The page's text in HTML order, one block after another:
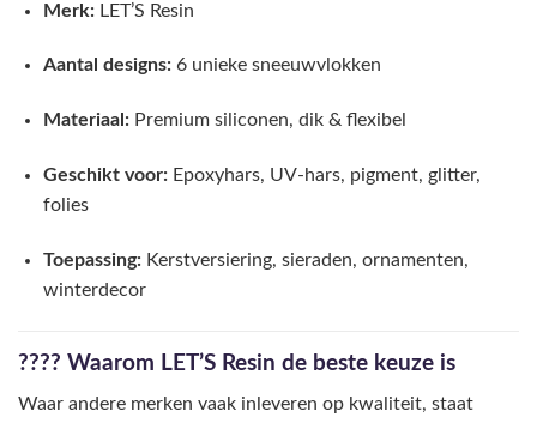
Merk:LET’S Resin
Aantal designs:6 unieke sneeuwvlokken
Materiaal:Premium siliconen, dik & flexibel
Geschikt voor:Epoxyhars, UV-hars, pigment, glitter,
folies
Toepassing:Kerstversiering, sieraden, ornamenten,
winterdecor
???? Waarom LET’S Resin de beste keuze is
Waar andere merken vaak inleveren op kwaliteit, staat